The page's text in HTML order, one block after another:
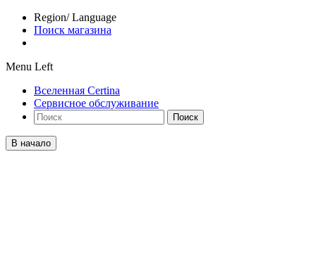
Region/ Language
Поиск магазина
Menu Left
Вселенная Certina
Сервисное обслуживание
Поиск
В начало